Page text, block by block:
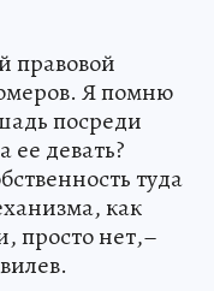
правовой
Я помню
посреди
ее девать?
туда
как
просто нет,–